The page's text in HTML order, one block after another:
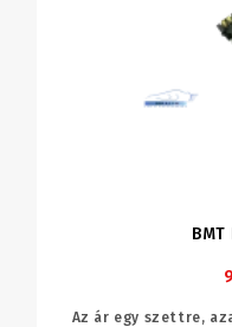
BMT
Az ár egy szettre,